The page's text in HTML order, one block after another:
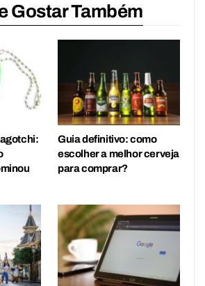
Gostar Também
Guia definitivo: como
escolher a melhor cerveja
para comprar?